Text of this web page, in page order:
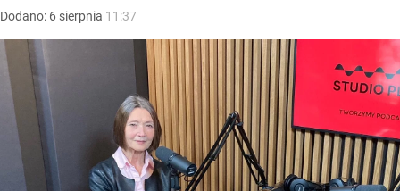
Dodano: 6 sierpnia 11:37